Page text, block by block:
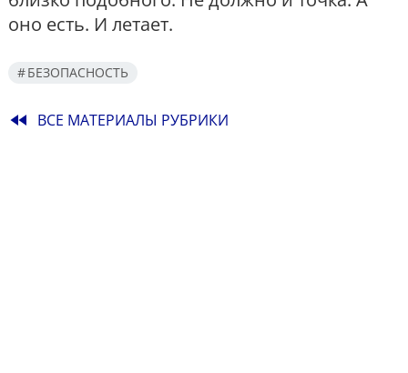
оно есть. И летает.
БЕЗОПАСНОСТЬ
fast_rewind ВСЕ МАТЕРИАЛЫ РУБРИКИ